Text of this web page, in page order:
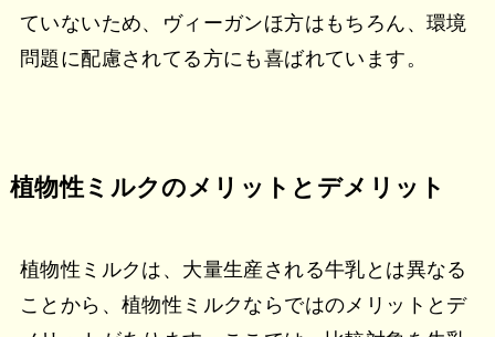
ていないため、ヴィーガンほ方はもちろん、環境
問題に配慮されてる方にも喜ばれています。
植物性ミルクのメリットとデメリット
植物性ミルクは、大量生産される牛乳とは異なる
ことから、植物性ミルクならではのメリットとデ